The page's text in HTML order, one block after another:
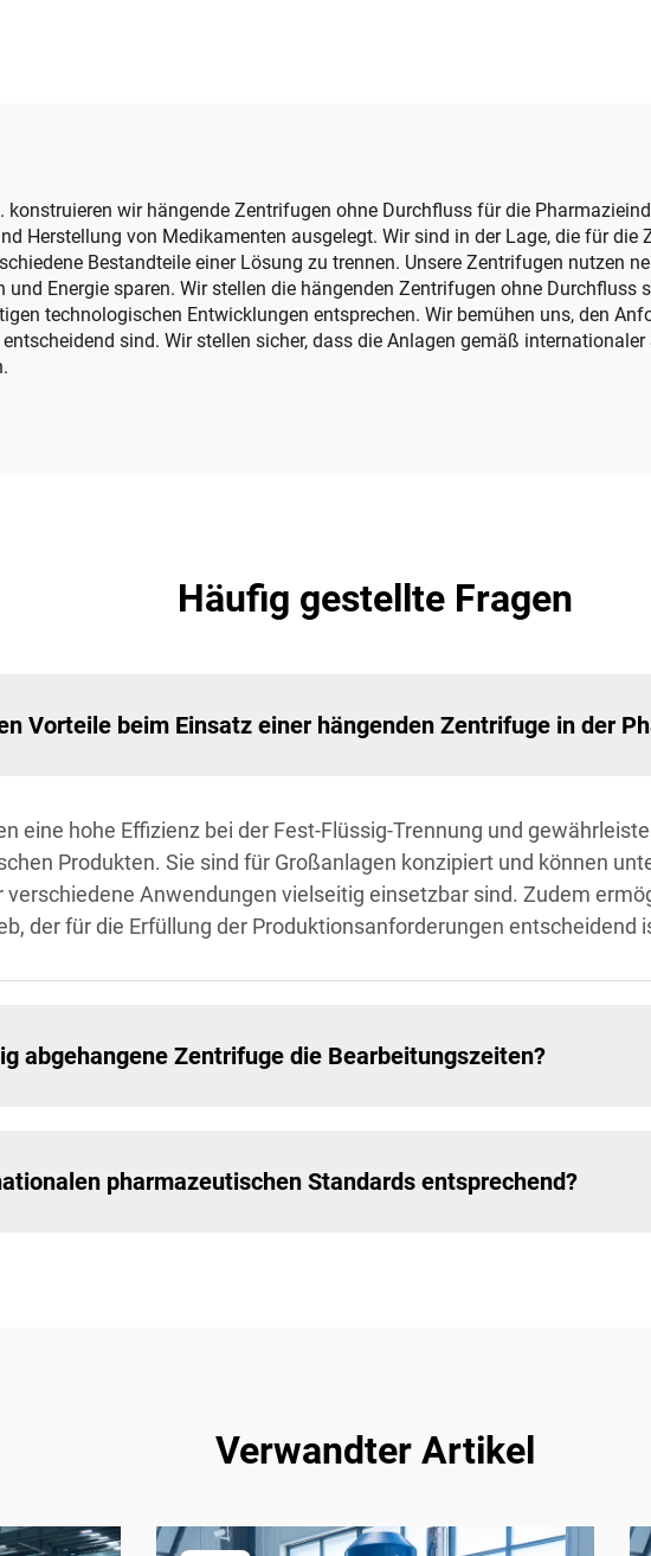
konstruieren wir hängende Zentrifugen ohne Durchfluss für die
Herstellung von Medikamenten ausgelegt. Wir sind in der Lage, die für
Bestandteile einer Lösung zu trennen. Unsere Zentrifugen nutzen
Energie sparen. Wir stellen die hängenden Zentrifugen ohne Durchfluss
technologischen Entwicklungen entsprechen. Wir bemühen uns, den
sind. Wir stellen sicher, dass die Anlagen gemäß
Häufig gestellte Fragen
Vorteile beim Einsatz einer hängenden Zentrifuge in der
eine hohe Effizienz bei der Fest-Flüssig-Trennung und
Produkten. Sie sind für Großanlagen konzipiert und können
Anwendungen vielseitig einsetzbar sind. Zudem
der für die Erfüllung der Produktionsanforderungen entscheidend
abgehangene Zentrifuge die Bearbeitungszeiten?
pharmazeutischen Standards entsprechend?
Verwandter Artikel